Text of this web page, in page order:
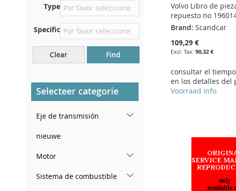
Volvo Libro de
repuesto no
Brand: Scandcar
109,29 €
90,32 €
consultar el
en los detalles del
Voorraad info
WISH
LIST
TO
COMPARE
Add to Cart
ADD
TO
WISH
ADD
TO
Add to Cart
ADD
TO
WISH
ADD
TO
Add to Cart
ADD
TO
WISH
ADD
TO
Centrar contra el mamparo
debajo del capó.
Justo en el compartimento
del motor.
Cerca del parabrisas, en el
En el pilar de la puerta
trasera derecha
Type
Specific
Clear Find
Selecteer categorie
Eje de transmisión
nieuwe
Motor
Sistema de combustible